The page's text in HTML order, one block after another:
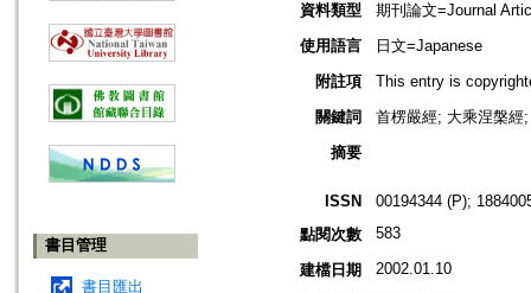
書目管理
書目匯出
資料類型
期刊論文=Journal
使用語言
日文=Japanese
附註項
This entry is
關鍵詞
首楞嚴經; 大乘涅槃經
摘要
ISSN
00194344 (P);
點閱次數
583
建檔日期 2002.01.10